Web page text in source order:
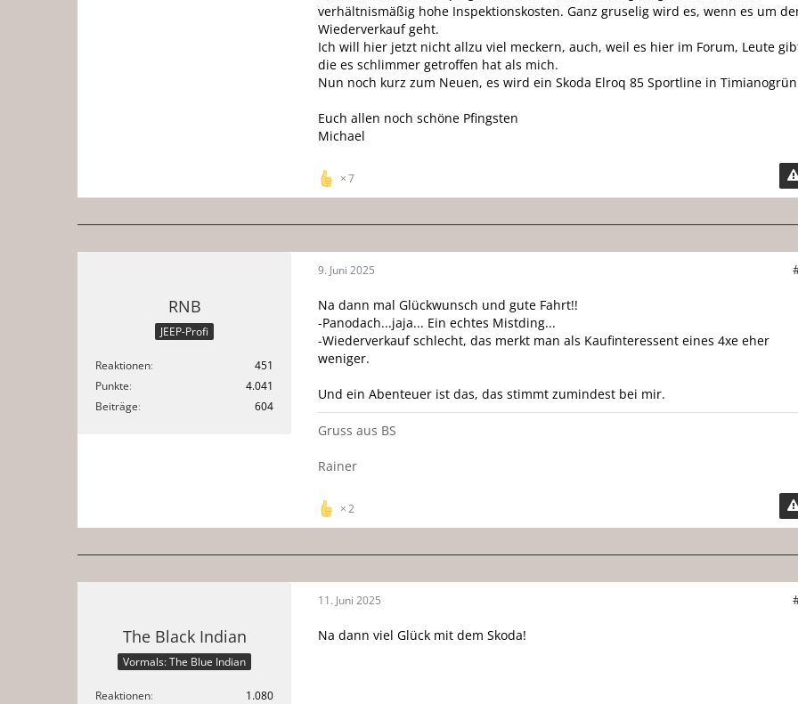
verhältnismäßig hohe Inspektionskosten. Ganz gruselig wird es, wenn es um
Wiederverkauf geht.
Ich will hier jetzt nicht allzu viel meckern, auch, weil es hier im Forum, Leute
die es schlimmer getroffen hat als mich.
Nun noch kurz zum Neuen, es wird ein Skoda Elroq 85 Sportline in
Euch allen noch schöne Pfingsten
Michael
7
RNB
JEEP-Profi
Reaktionen
451
Punkte
4.041
Beiträge
604
9. Juni 2025
Na dann mal Glückwunsch und gute Fahrt!!
-Panodach...jaja... Ein echtes Mistding...
-Wiederverkauf schlecht, das merkt man als Kaufinteressent eines 4xe eher
weniger.
Und ein Abenteuer ist das, das stimmt zumindest bei mir.
Gruss aus BS
Rainer
2
The Black Indian
Vormals: The Blue Indian
Reaktionen
1.080
11. Juni 2025
Na dann viel Glück mit dem Skoda!